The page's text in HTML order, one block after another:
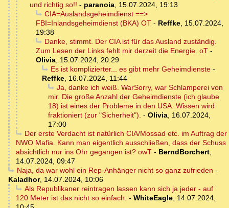
und richtig so!! - paranoia, 15.07.2024, 19:13
CIA=Auslandsgeheimdienst ==>
FBI=Inlandsgeheimdienst (BKA) OT - Reffke, 15.07.2024,
19:38
Danke, stimmt. Der CIA ist für das Ausland zuständig.
Zum Lesen der Links fehlt mir derzeit die Energie. oT -
Olivia, 15.07.2024, 20:29
Es ist komplizierter... es gibt mehr Geheimdienste-
Reffke, 16.07.2024, 11:44
Ja, danke ich weiß. WarSorry, war Schlamperei von
mir. Die große Anzahl der Geheimdienste (ich glaube
18) ist eines der Probleme in den USA. Wissen wird
fraktioniert (zur "Sicherheit"). - Olivia, 16.07.2024,
17:00
Der erste Verdacht ist natürlich CIA/Mossad etc. im Auftrag der
NWO Mafia. Kann man eigentlich ausschließen, dass der Schuss
absichtlich nur ins Ohr gegangen ist? owT - BerndBorchert,
14.07.2024, 09:47
Naja, da war wohl ein Rep-Anhänger nicht so ganz zufrieden -
Kaladhor, 14.07.2024, 10:06
Als Republikaner reintragen lassen kann sich ja jeder - auf
120 Meter ist das nicht so einfach. - WhiteEagle, 14.07.2024,